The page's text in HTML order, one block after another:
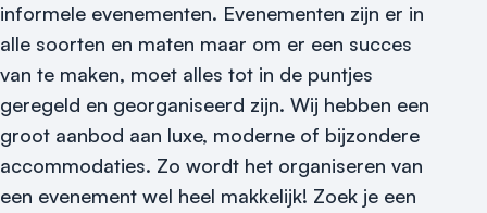
Nieuws
Reviews (5⭐️)
Contact
informele evenementen. Evenementen zijn er in
alle soorten en maten maar om er een succes
van te maken, moet alles tot in de puntjes
geregeld en georganiseerd zijn. Wij hebben een
groot aanbod aan luxe, moderne of bijzondere
accommodaties. Zo wordt het organiseren van
een evenement wel heel makkelijk! Zoek je een